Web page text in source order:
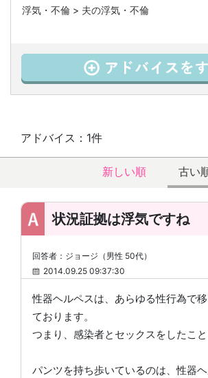
浮気・不倫 > 夫の浮気・不倫
アドバイス：1件
新しい順 古い
状況証拠は浮気ですね
回答者：ジョージ（男性 50代）
2014.09.25 09:37:30
性器ヘルペスは、あらゆる性行為で
ております。
つまり、感染者とセックスをしたこと
パンツを持ち歩いているのは、性器